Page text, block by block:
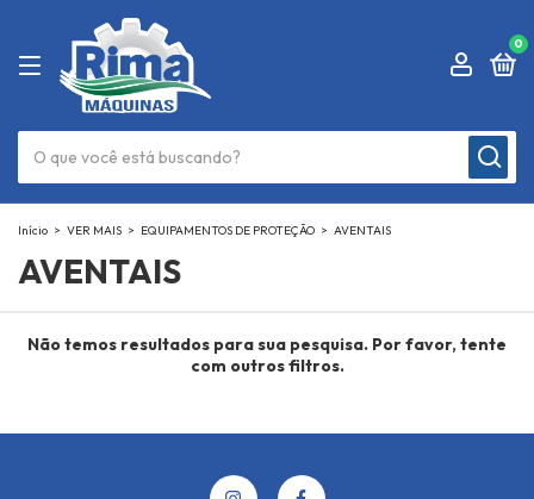
0
Início > VER MAIS > EQUIPAMENTOS DE PROTEÇÃO > AVENTAIS
AVENTAIS
Não temos resultados para sua pesquisa. Por favor, tente
com outros filtros.